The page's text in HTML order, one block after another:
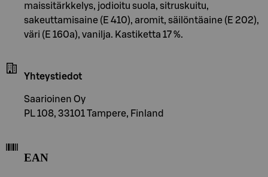
maissitärkkelys, jodioitu suola, sitruskuitu,
sakeuttamisaine (E 410), aromit, säilöntäaine (E 202),
väri (E 160a), vanilja. Kastiketta 17 %.
Yhteystiedot
Saarioinen Oy
PL 108, 33101 Tampere, Finland
EAN